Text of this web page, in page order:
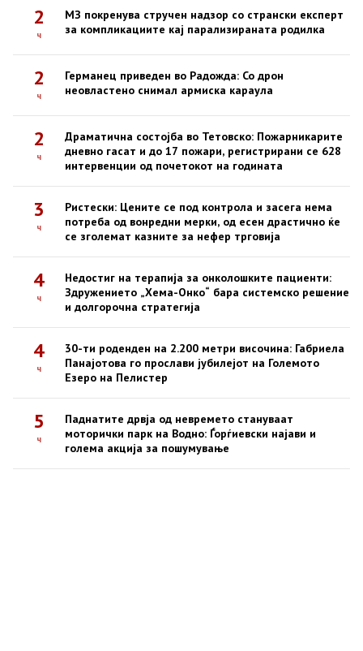
2
ч
МЗ покренува стручен надзор со странски експерт
за компликациите кај парализираната родилка
2
ч
Германец приведен во Радожда: Со дрон
неовластено снимал армиска караула
2
ч
Драматична состојба во Тетовско: Пожарникарите
дневно гасат и до 17 пожари, регистрирани се 628
интервенции од почетокот на годината
3
ч
Ристески: Цените се под контрола и засега нема
потреба од вонредни мерки, од есен драстично ќе
се зголемат казните за нефер трговија
4
ч
Недостиг на терапија за онколошките пациенти:
Здружението „Хема-Онко“ бара системско решение
и долгорочна стратегија
4
ч
30-ти роденден на 2.200 метри височина: Габриела
Панајотова го прослави јубилејот на Големото
Езеро на Пелистер
5
ч
Паднатите дрвја од невремето стануваат
моторички парк на Водно: Ѓорѓиевски најави и
голема акција за пошумување